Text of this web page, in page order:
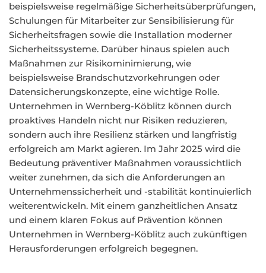
beispielsweise regelmäßige Sicherheitsüberprüfungen,
Schulungen für Mitarbeiter zur Sensibilisierung für
Sicherheitsfragen sowie die Installation moderner
Sicherheitssysteme. Darüber hinaus spielen auch
Maßnahmen zur Risikominimierung, wie
beispielsweise Brandschutzvorkehrungen oder
Datensicherungskonzepte, eine wichtige Rolle.
Unternehmen in Wernberg-Köblitz können durch
proaktives Handeln nicht nur Risiken reduzieren,
sondern auch ihre Resilienz stärken und langfristig
erfolgreich am Markt agieren. Im Jahr 2025 wird die
Bedeutung präventiver Maßnahmen voraussichtlich
weiter zunehmen, da sich die Anforderungen an
Unternehmenssicherheit und -stabilität kontinuierlich
weiterentwickeln. Mit einem ganzheitlichen Ansatz
und einem klaren Fokus auf Prävention können
Unternehmen in Wernberg-Köblitz auch zukünftigen
Herausforderungen erfolgreich begegnen.